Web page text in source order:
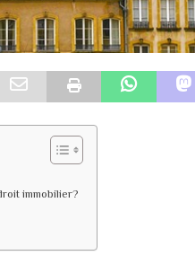
immobilier?